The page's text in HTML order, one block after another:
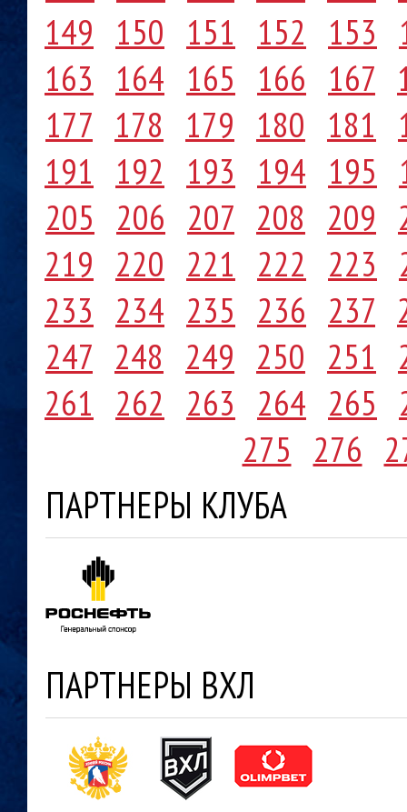
149 150 151 152 153
163 164 165 166 167
177 178 179 180 181
191 192 193 194 195
205 206 207 208 209
219 220 221 222 223
233 234 235 236 237
247 248 249 250 251
261 262 263 264 265
275 276
ПАРТНЕРЫ КЛУБА
ПАРТНЕРЫ ВХЛ